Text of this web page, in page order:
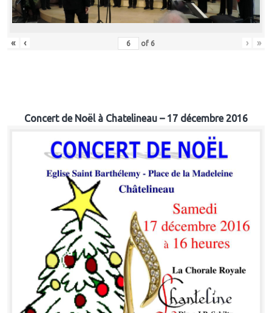
« ‹ of 6 › »
Concert de Noël à Chatelineau – 17 décembre 2016